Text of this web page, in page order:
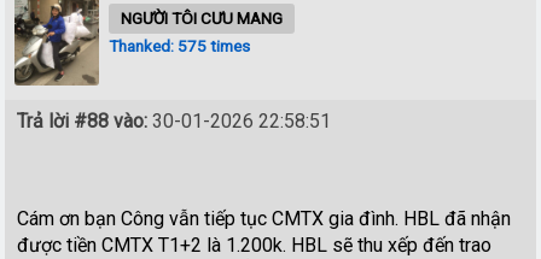
NGƯỜI TÔI CƯU MANG
Thanked: 575 times
Trả lời #88 vào: 30-01-2026 22:58:51
Cám ơn bạn Công vẫn tiếp tục CMTX gia đình. HBL đã nhận
được tiền CMTX T1+2 là 1.200k. HBL sẽ thu xếp đến trao